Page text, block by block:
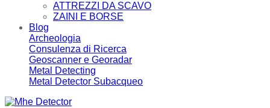
ATTREZZI DA SCAVO
ZAINI E BORSE
Blog
Archeologia
Consulenza di Ricerca
Geoscanner e Georadar
Metal Detecting
Metal Detector Subacqueo